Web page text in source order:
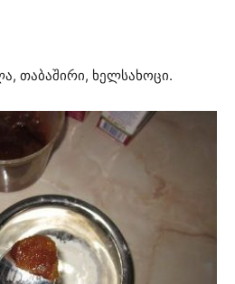
თაბაშირი, ხელსახოცი.